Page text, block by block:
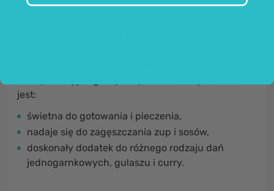
jest:
świetna do gotowania i pieczenia,
nadaje się do zagęszczania zup i sosów,
doskonały dodatek do różnego rodzaju dań
jednogarnkowych, gulaszu i curry.